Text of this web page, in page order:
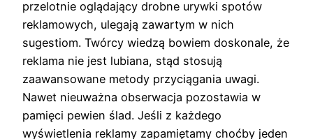
przelotnie oglądający drobne urywki spotów
reklamowych, ulegają zawartym w nich
sugestiom. Twórcy wiedzą bowiem doskonale, że
reklama nie jest lubiana, stąd stosują
zaawansowane metody przyciągania uwagi.
Nawet nieuważna obserwacja pozostawia w
pamięci pewien ślad. Jeśli z każdego
wyświetlenia reklamy zapamiętamy choćby jeden